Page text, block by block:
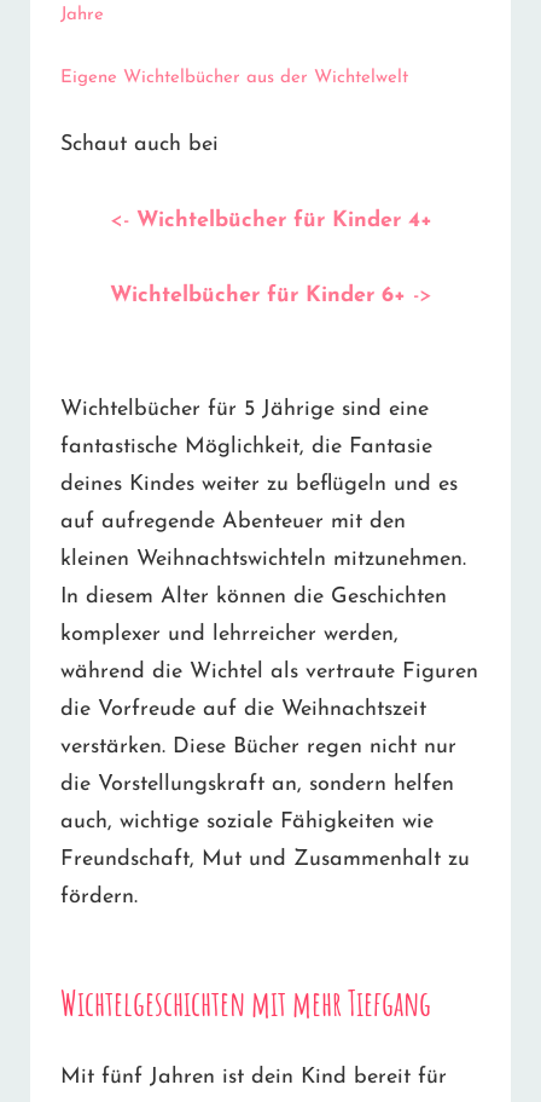
Jahre
Eigene Wichtelbücher aus der Wichtelwelt
Schaut auch bei
<- Wichtelbücher für Kinder 4+
Wichtelbücher für Kinder 6+ ->
Wichtelbücher für 5 Jährige sind eine
fantastische Möglichkeit, die Fantasie
deines Kindes weiter zu beflügeln und es
auf aufregende Abenteuer mit den
kleinen Weihnachtswichteln mitzunehmen.
In diesem Alter können die Geschichten
komplexer und lehrreicher werden,
während die Wichtel als vertraute Figuren
die Vorfreude auf die Weihnachtszeit
verstärken. Diese Bücher regen nicht nur
die Vorstellungskraft an, sondern helfen
auch, wichtige soziale Fähigkeiten wie
Freundschaft, Mut und Zusammenhalt zu
fördern.
Wichtelgeschichten mit mehr Tiefgang
Mit fünf Jahren ist dein Kind bereit für